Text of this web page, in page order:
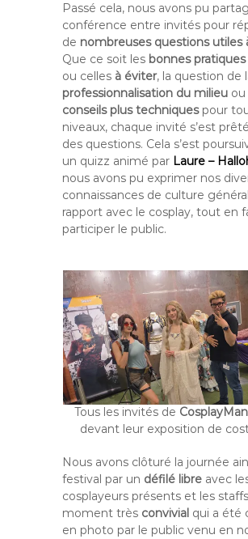
Passé cela, nous avons pu
conférence entre invités pour
de nombreuses questions utiles
Que ce soit les bonnes pratiques
ou celles à éviter, la question de
professionnalisation du milieu
conseils plus techniquespour
niveaux, chaque invité s’est
des questions. Cela s’est
un quizz animé par Laure –
nous avons pu exprimer nos
connaissances de culture
rapport avec le cosplay, tout en
participer le public.
Tous les invités de
devant leur exposition de
Nous avons clôturé la journée
festival par un défilé libre avec
cosplayeurs présents et les
moment très convivial qui a été
en photo par le public venu en